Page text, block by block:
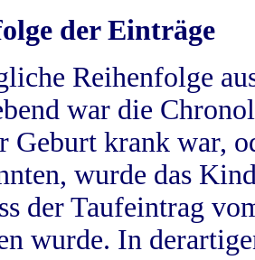
der Einträge
Reihenfolge
war die
Geburt krank war,
wurde das
der Taufeintrag
wurde. In